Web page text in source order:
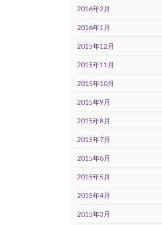
2016年2月
2016年1月
2015年12月
2015年11月
2015年10月
2015年9月
2015年8月
2015年7月
2015年6月
2015年5月
2015年4月
2015年3月